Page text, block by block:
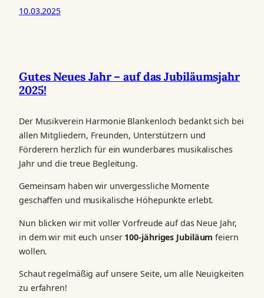
10.03.2025
Gutes Neues Jahr – auf das Jubiläumsjahr
2025!
Der Musikverein Harmonie Blankenloch bedankt sich bei
allen Mitgliedern, Freunden, Unterstützern und
Förderern herzlich für ein wunderbares musikalisches
Jahr und die treue Begleitung.
Gemeinsam haben wir unvergessliche Momente
geschaffen und musikalische Höhepunkte erlebt.
Nun blicken wir mit voller Vorfreude auf das Neue Jahr,
in dem wir mit euch unser 100-jähriges Jubiläum feiern
wollen.
Schaut regelmäßig auf unsere Seite, um alle Neuigkeiten
zu erfahren!